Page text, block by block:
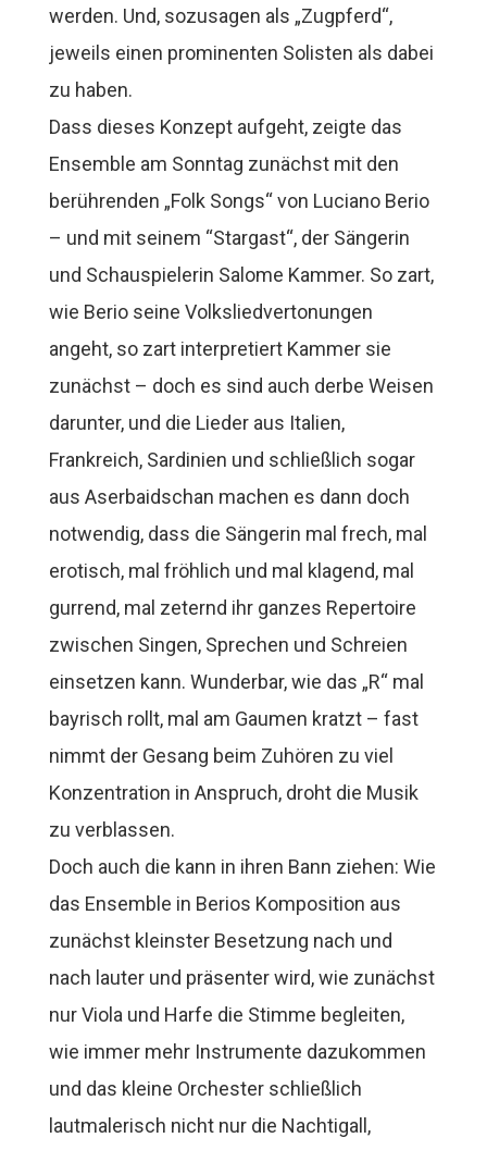
werden. Und, sozusagen als „Zugpferd“,
jeweils einen prominenten Solisten als dabei
zu haben.
Dass dieses Konzept aufgeht, zeigte das
Ensemble am Sonntag zunächst mit den
berührenden „Folk Songs“ von Luciano Berio
– und mit seinem “Stargast“, der Sängerin
und Schauspielerin Salome Kammer. So zart,
wie Berio seine Volksliedvertonungen
angeht, so zart interpretiert Kammer sie
zunächst – doch es sind auch derbe Weisen
darunter, und die Lieder aus Italien,
Frankreich, Sardinien und schließlich sogar
aus Aserbaidschan machen es dann doch
notwendig, dass die Sängerin mal frech, mal
erotisch, mal fröhlich und mal klagend, mal
gurrend, mal zeternd ihr ganzes Repertoire
zwischen Singen, Sprechen und Schreien
einsetzen kann. Wunderbar, wie das „R“ mal
bayrisch rollt, mal am Gaumen kratzt – fast
nimmt der Gesang beim Zuhören zu viel
Konzentration in Anspruch, droht die Musik
zu verblassen.
Doch auch die kann in ihren Bann ziehen: Wie
das Ensemble in Berios Komposition aus
zunächst kleinster Besetzung nach und
nach lauter und präsenter wird, wie zunächst
nur Viola und Harfe die Stimme begleiten,
wie immer mehr Instrumente dazukommen
und das kleine Orchester schließlich
lautmalerisch nicht nur die Nachtigall,